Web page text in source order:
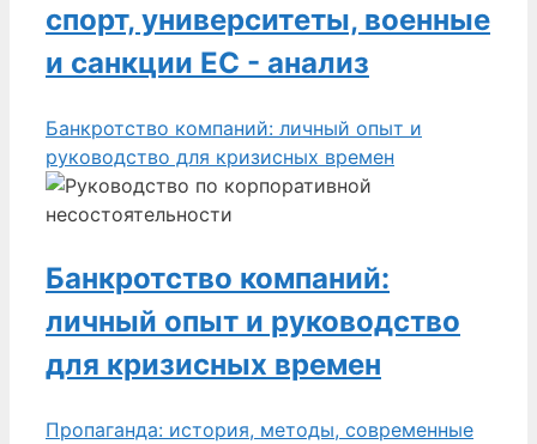
спорт, университеты, военные
и санкции ЕС - анализ
Банкротство компаний: личный опыт и
руководство для кризисных времен
Банкротство компаний:
личный опыт и руководство
для кризисных времен
Пропаганда: история, методы, современные